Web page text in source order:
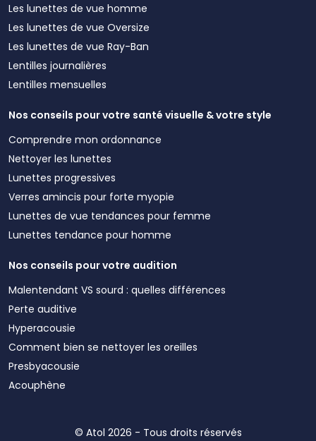
Les lunettes de vue homme
Les lunettes de vue Oversize
Les lunettes de vue Ray-Ban
Lentilles journalières
Lentilles mensuelles
Nos conseils pour votre santé visuelle & votre style
Comprendre mon ordonnance
Nettoyer les lunettes
Lunettes progressives
Verres amincis pour forte myopie
Lunettes de vue tendances pour femme
Lunettes tendance pour homme
Nos conseils pour votre audition
Malentendant VS sourd : quelles différences
Perte auditive
Hyperacousie
Comment bien se nettoyer les oreilles
Presbyacousie
Acouphène
© Atol 2026 - Tous droits réservés